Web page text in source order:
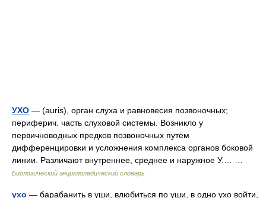
УХО — (auris), орган слуха и равновесия позвоночных;
периферич. часть слуховой системы. Возникло у
первичноводных предков позвоночных путём
дифференцировки и усложнения комплекса органов боковой
линии. Различают внутреннее, среднее и наружное У.… …
Биологический энциклопедический словарь
ухо — барабанить в уши, влюбиться по уши, в одно ухо войти,